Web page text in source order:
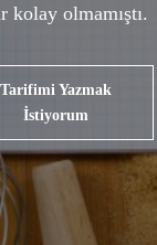
kolay olmamıştı.
Tarifimi Yazmak
İstiyorum